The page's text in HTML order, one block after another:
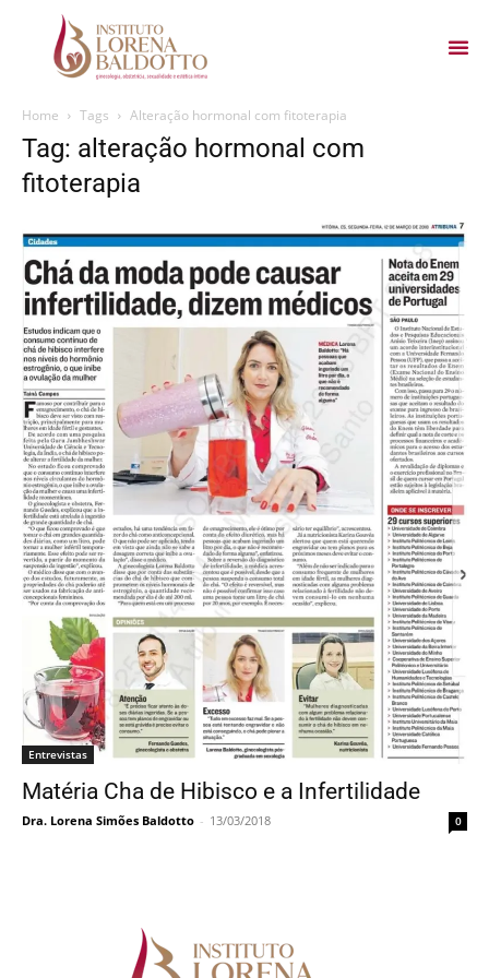
Home Tags Alteração hormonal com fitoterapia
Tag: alteração hormonal com
fitoterapia
Entrevistas
Matéria Cha de Hibisco e a Infertilidade
Dra. Lorena Simões Baldotto - 13/03/2018 0